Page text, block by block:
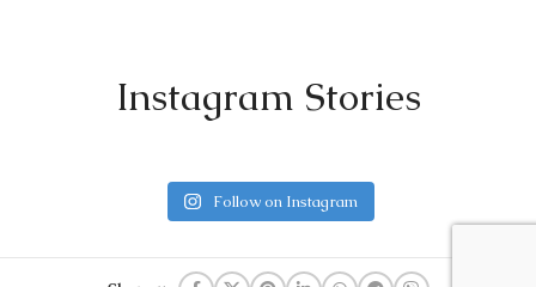
Instagram Stories
Follow on Instagram